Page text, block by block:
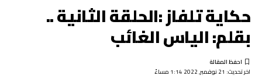
حكاية تلفاز :الحلقة الثانية ..
بقلم: الياس الغائب
اخر تحديث: 21 نوفمبر, 2022 1:14 مساءً